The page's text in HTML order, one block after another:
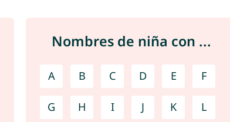
Nombres de niña con ...
A B C D E F
G H I J K L